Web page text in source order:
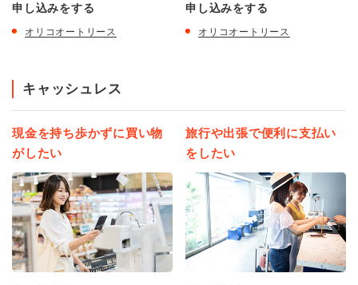
申し込みをする
オリコオートリース
申し込みをする
オリコオートリース
キャッシュレス
現金を持ち歩かずに買い物
がしたい
旅行や出張で便利に支払い
をしたい